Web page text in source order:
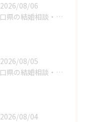
2026/08/06
山口県の結婚相談・婚活の自己肯定感を高める実践アドバイス
2026/08/05
山口県の結婚相談・婚活の成功に直結する考え方の切り替え方
2026/08/04